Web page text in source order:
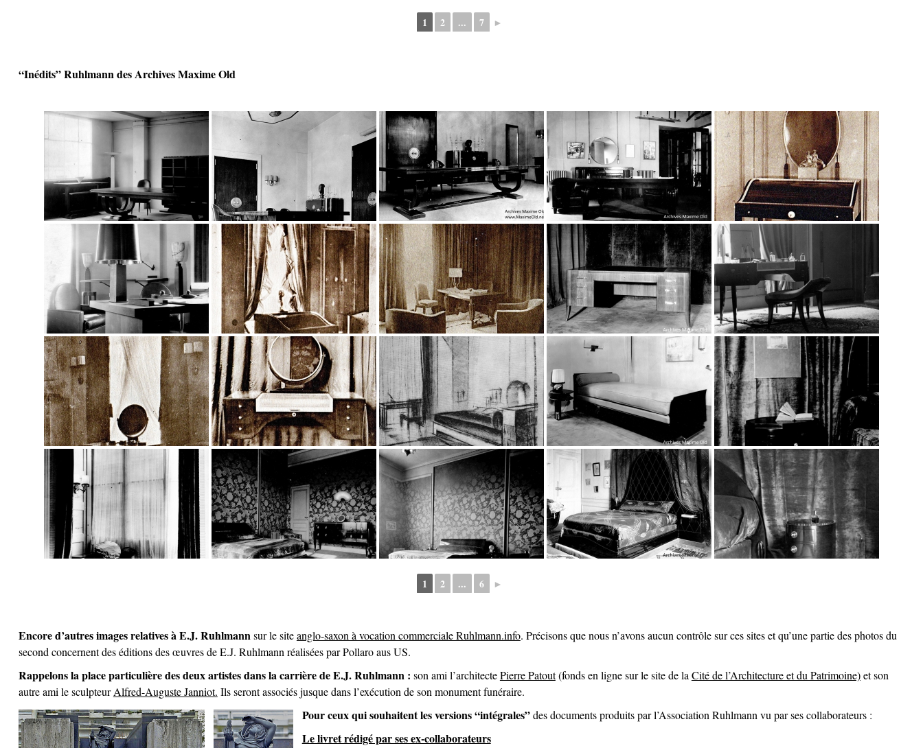
1 2 ... 7 ►
“Inédits” Ruhlmann des Archives Maxime Old
1 2 ... 6 ►
Encore d’autres images relatives à E.J. Ruhlmannsur le siteanglo-saxon à vocation commerciale Ruhlmann.info. Précisons que nous n’avons aucun contrôle sur ces sites et qu’une partie des photos du
second concernent des éditions des œuvres de E.J. Ruhlmann réalisées par Pollaro aus US.
Rappelons la place particulière des deux artistes dans la carrière de E.J. Ruhlmann : son ami l’architectePierre Patout(fonds en ligne sur le site de la Cité de l’Architecture et du Patrimoine)et son
autre ami le sculpteurAlfred-Auguste Janniot. Ils seront associés jusque dans l’exécution de son monument funéraire.
Pour ceux qui souhaitent les versions “intégrales”des documents produits par l’Association Ruhlmann vu par ses collaborateurs :
Le livret rédigé par ses ex-collaborateurs